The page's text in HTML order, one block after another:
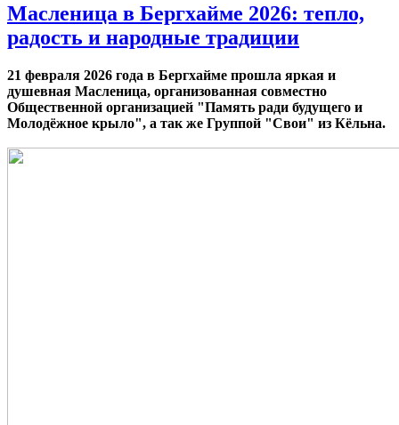
Масленица в Бергхайме 2026: тепло,
радость и народные традиции
21 февраля 2026 года в Бергхайме прошла яркая и
душевная Масленица, организованная совместно
Общественной организацией "Память ради будущего и
Молодёжное крыло", а так же Группой "Свои" из Кёльна.